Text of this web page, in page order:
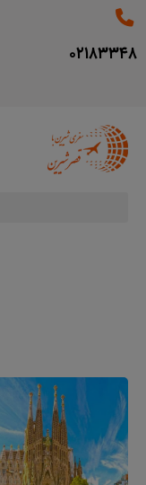
۰۲۱۸۳۳۴۸